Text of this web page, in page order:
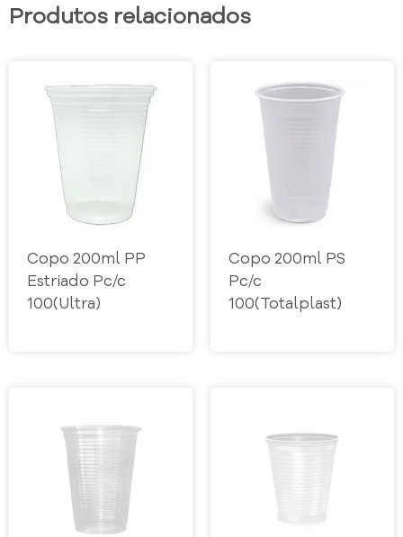
Produtos relacionados
Copo 200ml PP
Estriado Pc/c
100(Ultra)
Copo 200ml PS
Pc/c
100(Totalplast)